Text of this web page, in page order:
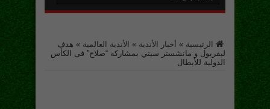
الرئيسية » أخبار الأندية » الأندية العالمية » هدف
ليفربول و مانشستر سيتي بمشاركة “صلاح” فى الكأس
الدولية للأبطال